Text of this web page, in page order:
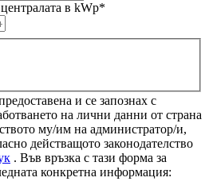
в kWp*
и се запознах с
на лични данни от страна
му/им на администратор/и,
действащото законодателство
. Във връзка с тази форма за
конкретна информация: